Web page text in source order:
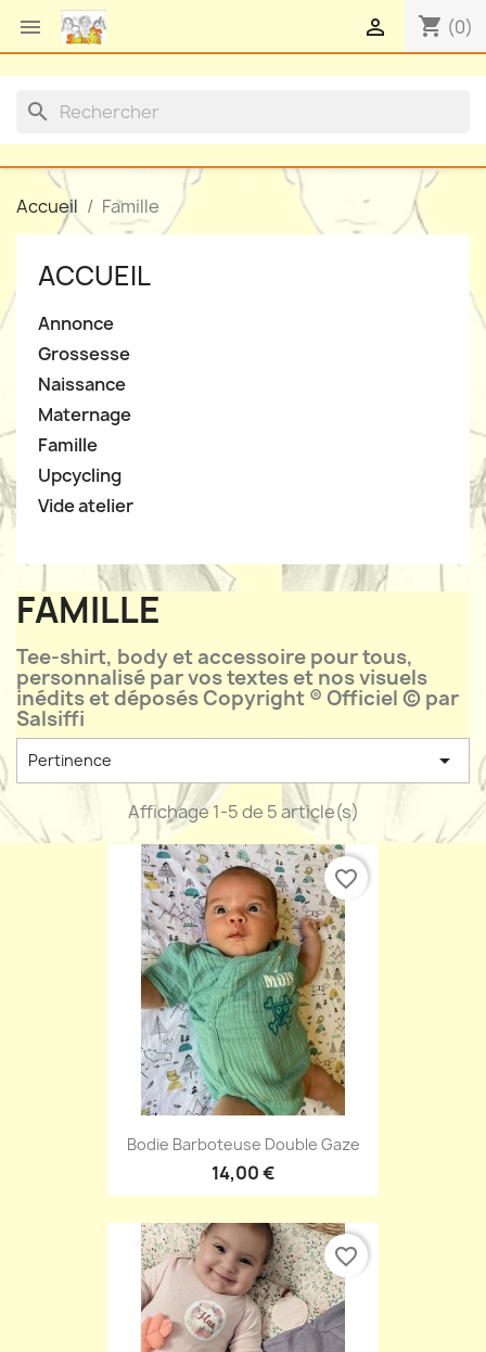
 shopping_cart (0)

search
Accueil Famille
ACCUEIL
Annonce
Grossesse
Naissance
Maternage
Famille
Upcycling
Vide atelier
FAMILLE
Tee-shirt, body et accessoire pour tous,
personnalisé par vos textes et nos visuels
inédits et déposés Copyright ® Officiel © par
Salsiffi
Pertinence 
Affichage 1-5 de 5 article(s)
Bodie Barboteuse Double Gaze
14,00 €
favorite_border
favorite_border